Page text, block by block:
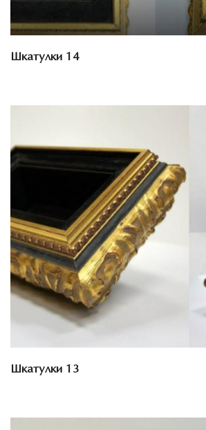
Шкатулки 14
Смотреть проект
Шкатулки 13